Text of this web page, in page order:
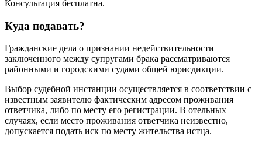
Консультация бесплатна.
Куда подавать?
Гражданские дела о признании недействительности
заключенного между супругами брака рассматриваются
районными и городскими судами общей юрисдикции.
Выбор судебной инстанции осуществляется в соответствии с
известным заявителю фактическим адресом проживания
ответчика, либо по месту его регистрации. В отельных
случаях, если место проживания ответчика неизвестно,
допускается подать иск по месту жительства истца.